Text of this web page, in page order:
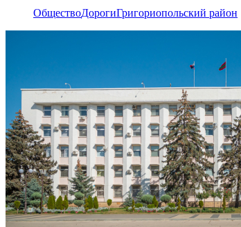
ОбществоДорогиГригориопольский район